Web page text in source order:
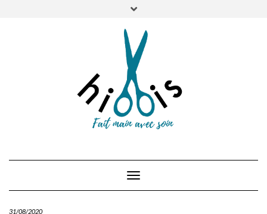
INSTAGRAM
RAVELRY
FLUX
RSS
À PROPOS
BLOG
CONTACT
Toggle
Toggle
Navigation
31/08/2020